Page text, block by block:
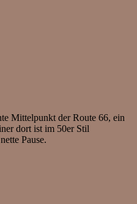
Mittelpunkt der Route 66, ein
dort ist im 50er Stil
Pause.